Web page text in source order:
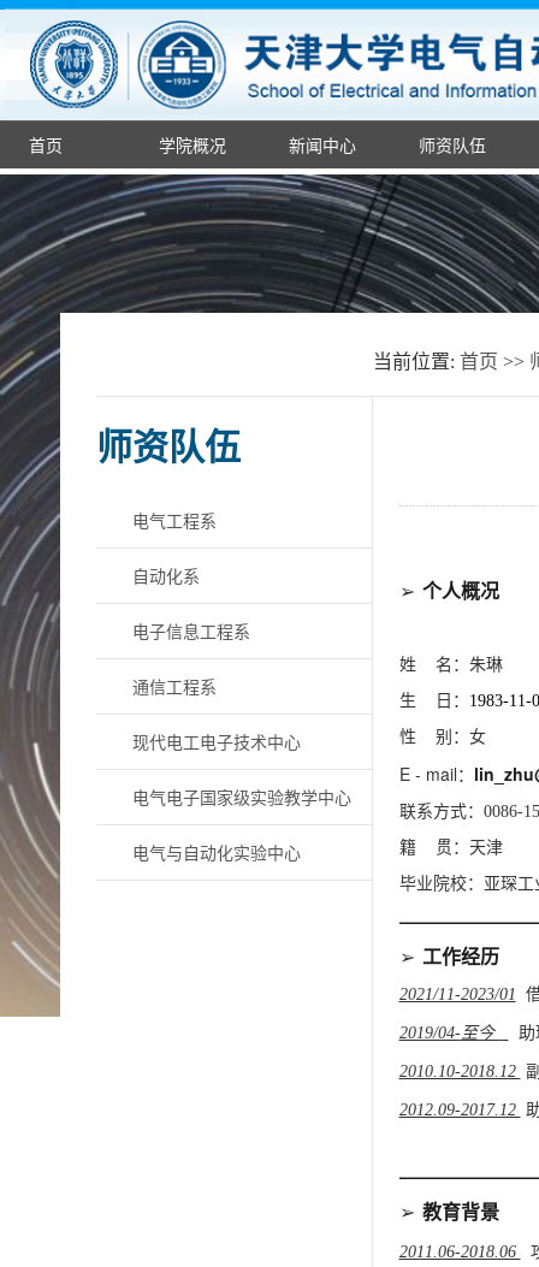
首页 学院概况 新闻中心 师资队伍
当前位置: 首页 >>
师资队伍
电气工程系
自动化系
电子信息工程系
通信工程系
现代电工电子技术中心
电气电子国家级实验教学中心
电气与自动化实验中心
➢ 个人概况
姓
名：朱琳
生
日： 1983-11-
性
别：女
E - mail ： lin
联系方式： 0086-
籍
贯：天津
毕业院校：亚琛工
➢ 工作经历
2021/11-2023/01
2019/04-至今 助
2010.10-2018.12
2012.09-2017.12
➢ 教育背景
2011.06-2018.06